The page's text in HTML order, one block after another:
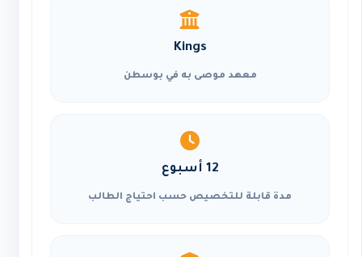
Kings
معهد موصى به في بوسطن
12 أسبوع
مدة قابلة للتخصيص حسب احتياج الطالب